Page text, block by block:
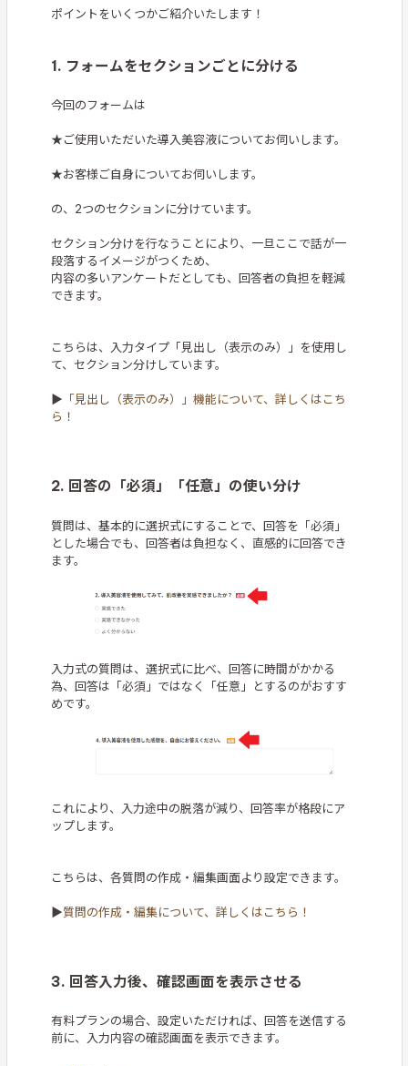
ポイントをいくつかご紹介いたします！
1. フォームをセクションごとに分ける
今回のフォームは
★ご使用いただいた導入美容液についてお伺いします。
★お客様ご自身についてお伺いします。
の、2つのセクションに分けています。
セクション分けを行なうことにより、一旦ここで話が一
段落するイメージがつくため、
内容の多いアンケートだとしても、回答者の負担を軽減
できます。
こちらは、入力タイプ「見出し（表示のみ）」を使用し
て、セクション分けしています。
▶ 「見出し（表示のみ）」機能について、詳しくはこち
ら！
2. 回答の「必須」「任意」の使い分け
質問は、基本的に選択式にすることで、回答を「必須」
とした場合でも、回答者は負担なく、直感的に回答でき
ます。
入力式の質問は、選択式に比べ、回答に時間がかかる
為、回答は「必須」ではなく「任意」とするのがおすす
めです。
これにより、入力途中の脱落が減り、回答率が格段にア
ップします。
こちらは、各質問の作成・編集画面より設定できます。
▶質問の作成・編集について、詳しくはこちら！
3. 回答入力後、確認画面を表示させる
有料プランの場合、設定いただければ、回答を送信する
前に、入力内容の確認画面を表示できます。